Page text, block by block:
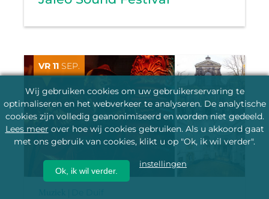
VR 11 SEP.
Wij gebruiken cookies om uw gebruikerservaring te
optimaliseren en het webverkeer te analyseren. De analytische
cookies zijn volledig geanonimiseerd en worden niet gedeeld.
Lees meer over hoe wij cookies gebruiken. Als u akkoord gaat
met ons gebruik van cookies, klikt u op "Ok, ik wil verder".
Ok, ik wil verder.
instellingen